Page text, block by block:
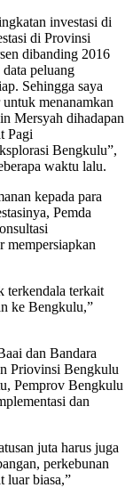
investasi di
di Provinsi
dibanding 2016
peluang
Sehingga saya
menanamkan
Mersyah dihadapan
Pagi
Bengkulu”,
waktu lalu.
kepada para
Pemda
mempersiapkan
terkendala terkait
ke Bengkulu,”
dan Bandara
Priovinsi Bengkulu
Pemprov Bengkulu
dan
juta harus juga
perkebunan
luar biasa,”